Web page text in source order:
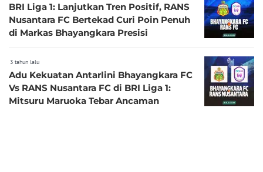
BRI Liga 1: Lanjutkan Tren Positif, RANS
Nusantara FC Bertekad Curi Poin Penuh
di Markas Bhayangkara Presisi
3 tahun lalu
Adu Kekuatan Antarlini Bhayangkara FC
Vs RANS Nusantara FC di BRI Liga 1:
Mitsuru Maruoka Tebar Ancaman